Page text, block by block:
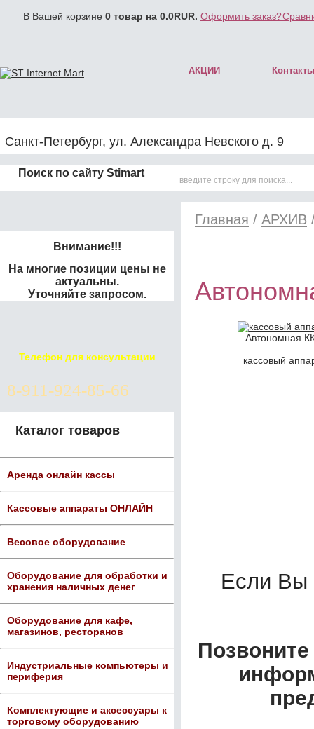
В Вашей корзине 0 товар на 0.0RUR. Оформить заказ?
АКЦИИ Контакты
Санкт-Петербург, ул. Александра Невского д. 9
Поиск по сайту Stimart
Внимание!!!
На многие позиции цены не
актуальны.
Уточняйте запросом.
Телефон для консультации
8-911-924-85-66
Каталог товаров
Аренда онлайн кассы
Кассовые аппараты ОНЛАЙН
Весовое оборудование
Оборудование для обработки и
хранения наличных денег
Оборудование для кафе,
магазинов, ресторанов
Индустриальные компьютеры и
периферия
Комплектующие и аксессуары к
торговому оборудованию
Главная / АРХИВ
Автономная
кассовый
Если Вы